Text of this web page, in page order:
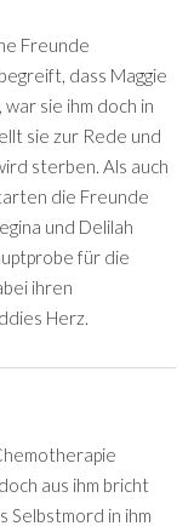
Freunde
dass Maggie
sie ihm doch in
sie zur Rede und
sterben. Als auch
die Freunde
und Delilah
für die
ihren
Herz.
aus ihm bricht
Selbstmord in ihm